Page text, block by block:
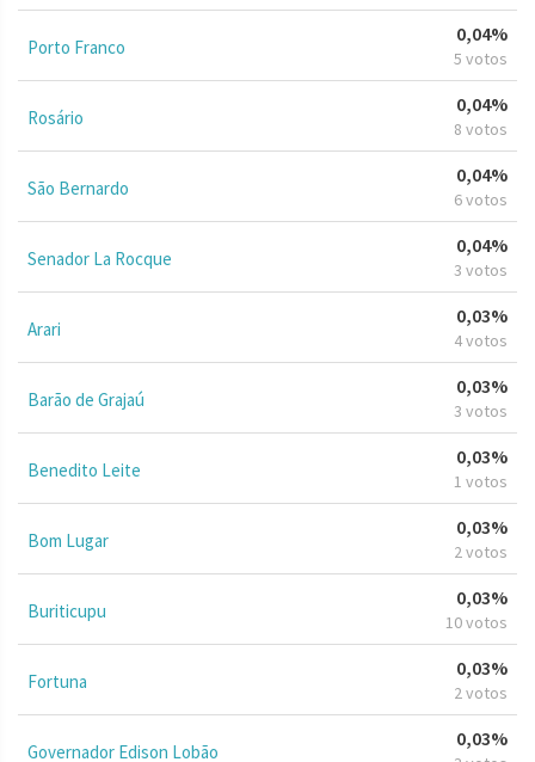
Porto Franco
0,04%
5 votos
Rosário
0,04%
8 votos
São Bernardo
0,04%
6 votos
Senador La Rocque
0,04%
3 votos
Arari
0,03%
4 votos
Barão de Grajaú
0,03%
3 votos
Benedito Leite
0,03%
1 votos
Bom Lugar
0,03%
2 votos
Buriticupu
0,03%
10 votos
Fortuna
0,03%
2 votos
Governador Edison Lobão
0,03%